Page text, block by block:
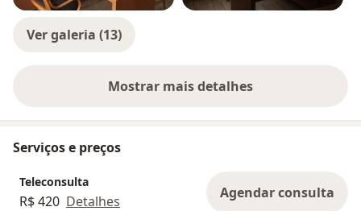
Ver galeria (13)
Mostrar mais detalhes
sobre a experiência
Serviços e preços
Teleconsulta
R$ 420 Detalhes Agendar consulta